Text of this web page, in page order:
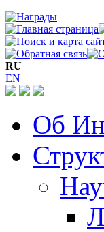
RU
EN
Об